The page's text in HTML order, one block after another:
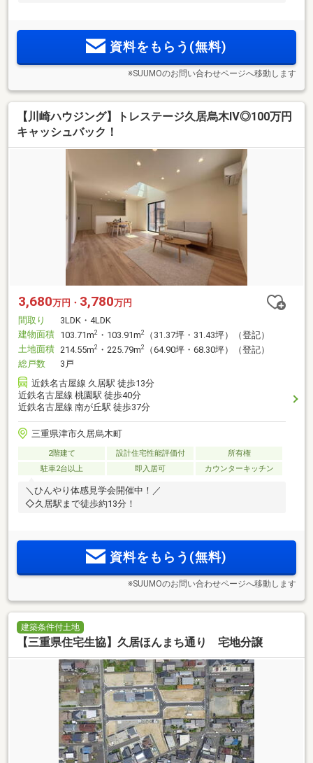
資料をもらう(無料)
※SUUMOのお問い合わせページへ移動します
【川崎ハウジング】トレステージ久居烏木Ⅳ◎100万円
キャッシュバック！
3,680万円・ 3,780万円
間取り
3LDK・4LDK
建物面積 103.71m2 ・103.91m2
（31.37坪・31.43坪）（登記）
土地面積 214.55m2 ・225.79m2
（64.90坪・68.30坪）（登記）
総戸数
3戸
近鉄名古屋線 久居駅 徒歩13分
近鉄名古屋線 桃園駅 徒歩40分
近鉄名古屋線 南が丘駅 徒歩37分
三重県津市久居烏木町
2階建て 設計住宅性能評価付
所有権
駐車2台以上
即入居可 カウンターキッチン
＼ひんやり体感見学会開催中！／
◇久居駅まで徒歩約13分！
資料をもらう(無料)
※SUUMOのお問い合わせページへ移動します
建築条件付土地
【三重県住宅生協】久居ほんまち通り 宅地分譲